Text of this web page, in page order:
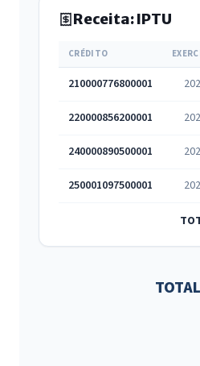
Receita: IPTU
CRÉDITO
210000776800001
220000856200001
240000890500001
250001097500001